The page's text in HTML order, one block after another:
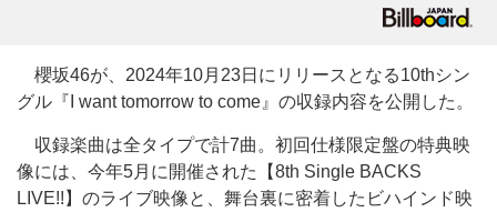
櫻坂46が、2024年10月23日にリリースとなる10thシン
グル『I want tomorrow to come』の収録内容を公開した。
収録楽曲は全タイプで計7曲。初回仕様限定盤の特典映
像には、今年5月に開催された【8th Single BACKS
LIVE!!】のライブ映像と、舞台裏に密着したビハインド映